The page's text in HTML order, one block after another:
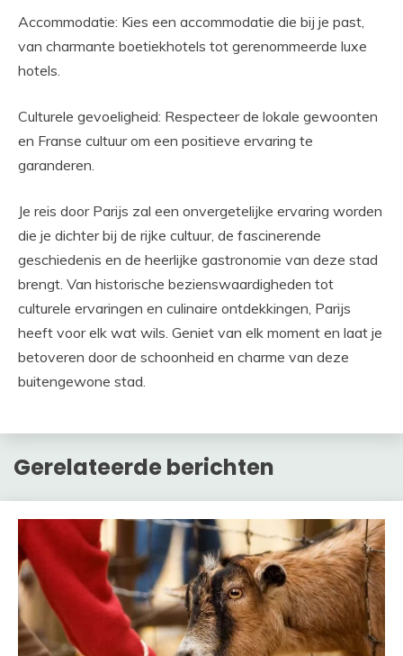
Accommodatie: Kies een accommodatie die bij je past,
van charmante boetiekhotels tot gerenommeerde luxe
hotels.
Culturele gevoeligheid: Respecteer de lokale gewoonten
en Franse cultuur om een positieve ervaring te
garanderen.
Je reis door Parijs zal een onvergetelijke ervaring worden
die je dichter bij de rijke cultuur, de fascinerende
geschiedenis en de heerlijke gastronomie van deze stad
brengt. Van historische bezienswaardigheden tot
culturele ervaringen en culinaire ontdekkingen, Parijs
heeft voor elk wat wils. Geniet van elk moment en laat je
betoveren door de schoonheid en charme van deze
buitengewone stad.
Gerelateerde berichten